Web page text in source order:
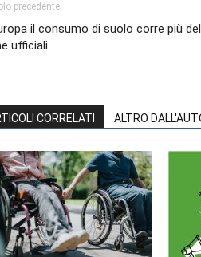
precedente
il consumo di suolo corre più
ufficiali
CORRELATI ALTRO